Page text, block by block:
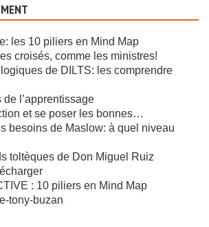
les 10 piliers en Mind Map
croisés, comme les ministres!
de DILTS: les comprendre
de l’apprentissage
et se poser les bonnes…
besoins de Maslow: à quel niveau
toltèques de Don Miguel Ruiz
: 10 piliers en Mind Map
tony-buzan